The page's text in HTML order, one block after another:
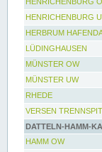
HENRICHENBURG
HERBRUM
LÜDINGHAUSEN
MÜNSTER OW
MÜNSTER UW
RHEDE
VERSEN
DATTELN-HAMM-
HAMM OW